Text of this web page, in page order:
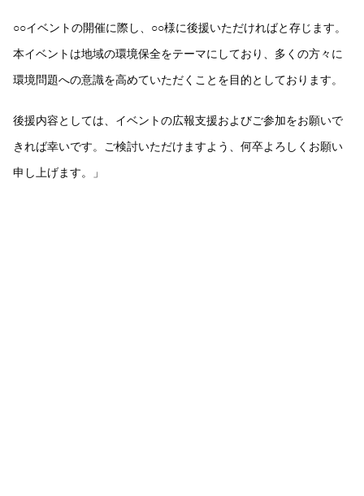
○○イベントの開催に際し、○○様に後援いただければと存じます。
本イベントは地域の環境保全をテーマにしており、多くの方々に
環境問題への意識を高めていただくことを目的としております。
後援内容としては、イベントの広報支援およびご参加をお願いで
きれば幸いです。ご検討いただけますよう、何卒よろしくお願い
申し上げます。」